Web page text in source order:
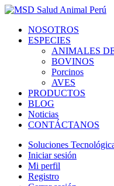
NOSOTROS
ESPECIES
ANIMALES
BOVINOS
Porcinos
AVES
PRODUCTOS
BLOG
Noticias
CONTÁCTANOS
Soluciones
Iniciar sesión
Mi perfil
Registro